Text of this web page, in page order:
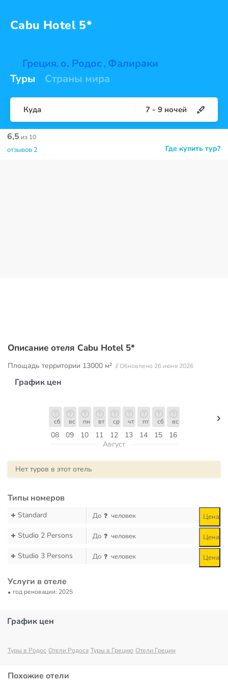
Cabu Hotel 5*
Греция, о. Родос , Фалираки
Туры
Страны мира
Куда 7 - 9 ночей
Где купить тур?
6,5 из 10
отзывов 2
Описание отеля Cabu Hotel 5*
Площадь территории 13000 м² // Обновлено 26 июня 2026
График цен
08
сб
09
вс
10
пн
11
вт
12
ср
13
чт
14
пт
15
сб
16
вс
Август
Нет туров в этот отель
Типы номеров
Standard До человек Цена
Studio 2 Persons До человек Цена
Studio 3 Persons До человек Цена
Услуги в отеле
год реновации: 2025
График цен
Туры в Родос Отели Родоса Туры в Грецию Отели Греции
Похожие отели